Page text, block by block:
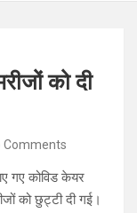
को दी
Comments
गए कोविड केयर
को छुट्टी दी गई।